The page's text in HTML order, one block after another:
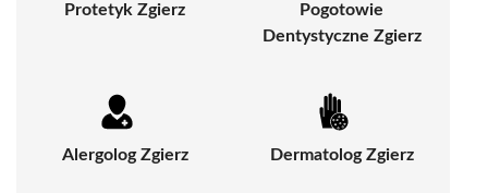
Protetyk Zgierz
Pogotowie
Dentystyczne Zgierz
Alergolog Zgierz Dermatolog Zgierz